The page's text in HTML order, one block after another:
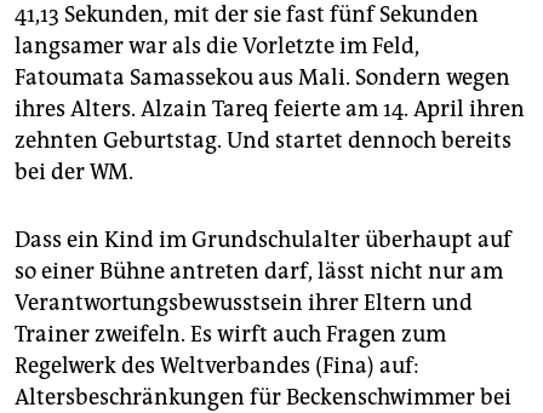
41,13 Sekunden, mit der sie fast fünf Sekunden
langsamer war als die Vorletzte im Feld,
Fatoumata Samassekou aus Mali. Sondern wegen
ihres Alters. Alzain Tareq feierte am 14. April ihren
zehnten Geburtstag. Und startet dennoch bereits
bei der WM.
Dass ein Kind im Grundschulalter überhaupt auf
so einer Bühne antreten darf, lässt nicht nur am
Verantwortungsbewusstsein ihrer Eltern und
Trainer zweifeln. Es wirft auch Fragen zum
Regelwerk des Weltverbandes (Fina) auf:
Altersbeschränkungen für Beckenschwimmer bei